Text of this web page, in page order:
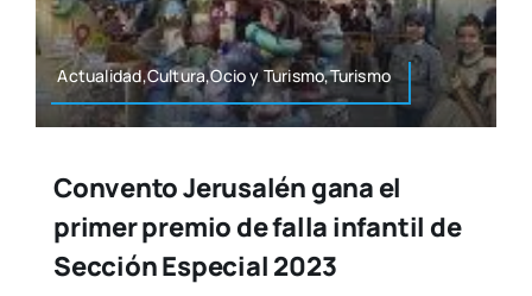
Actualidad,Cultura,Ocio y Turismo,Turismo
Convento Jerusalén gana el
primer premio de falla infantil de
Sección Especial 2023